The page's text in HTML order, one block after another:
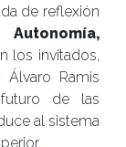
de reflexión
los invitados,
Álvaro Ramis
de las
al sistema